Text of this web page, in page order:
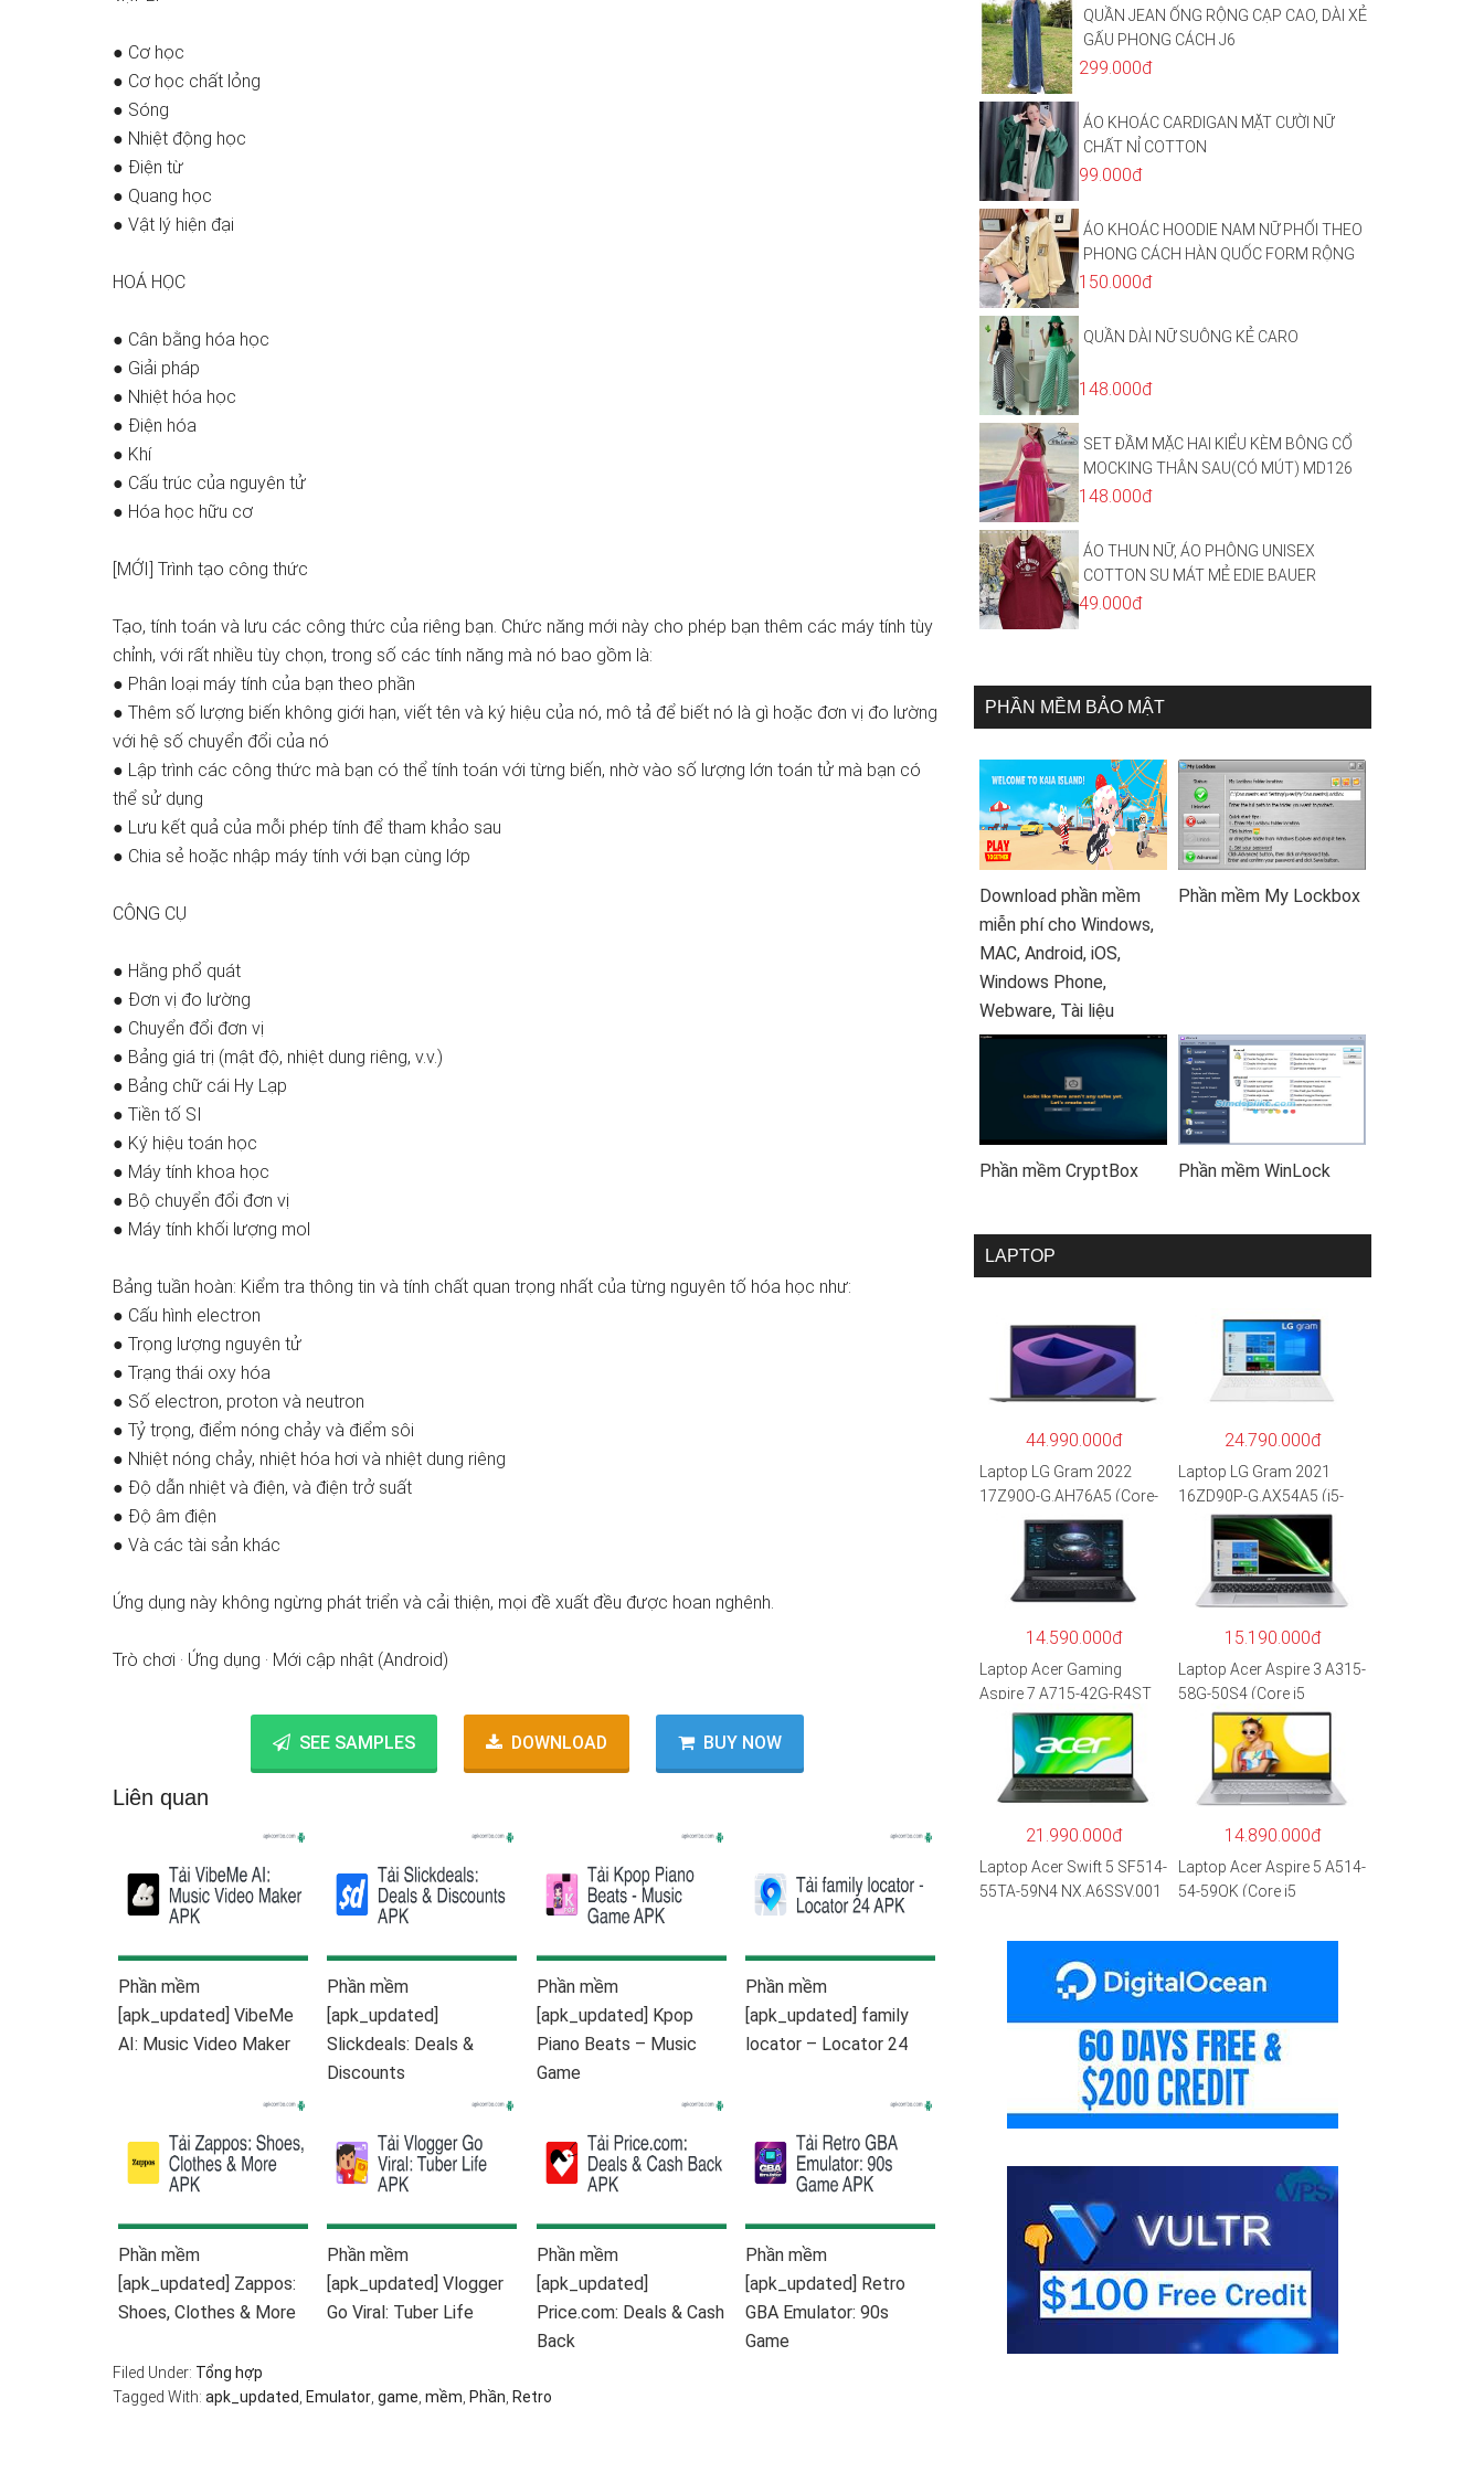
● Cơ học
● Cơ học chất lỏng
● Sóng
● Nhiệt động học
● Điện từ
● Quang học
● Vật lý hiện đại
HOÁ HỌC
● Cân bằng hóa học
● Giải pháp
● Nhiệt hóa học
● Điện hóa
● Khí
● Cấu trúc của nguyên tử
● Hóa học hữu cơ
[MỚI] Trình tạo công thức
Tạo, tính toán và lưu các công thức của riêng bạn. Chức năng mới này cho phép bạn thêm các máy tính tùy
chỉnh, với rất nhiều tùy chọn, trong số các tính năng mà nó bao gồm là:
● Phân loại máy tính của bạn theo phần
● Thêm số lượng biến không giới hạn, viết tên và ký hiệu của nó, mô tả để biết nó là gì hoặc đơn vị đo lường
với hệ số chuyển đổi của nó
● Lập trình các công thức mà bạn có thể tính toán với từng biến, nhờ vào số lượng lớn toán tử mà bạn có
thể sử dụng
● Lưu kết quả của mỗi phép tính để tham khảo sau
● Chia sẻ hoặc nhập máy tính với bạn cùng lớp
CÔNG CỤ
● Hằng phổ quát
● Đơn vị đo lường
● Chuyển đổi đơn vị
● Bảng giá trị (mật độ, nhiệt dung riêng, v.v.)
● Bảng chữ cái Hy Lạp
● Tiền tố SI
● Ký hiệu toán học
● Máy tính khoa học
● Bộ chuyển đổi đơn vị
● Máy tính khối lượng mol
Bảng tuần hoàn: Kiểm tra thông tin và tính chất quan trọng nhất của từng nguyên tố hóa học như:
● Cấu hình electron
● Trọng lượng nguyên tử
● Trạng thái oxy hóa
● Số electron, proton và neutron
● Tỷ trọng, điểm nóng chảy và điểm sôi
● Nhiệt nóng chảy, nhiệt hóa hơi và nhiệt dung riêng
● Độ dẫn nhiệt và điện, và điện trở suất
● Độ âm điện
● Và các tài sản khác
Ứng dụng này không ngừng phát triển và cải thiện, mọi đề xuất đều được hoan nghênh.
Trò chơi · Ứng dụng · Mới cập nhật (Android)
SEE SAMPLES DOWNLOAD BUY NOW
Liên quan
Phần mềm
[apk_updated] VibeMe
AI: Music Video Maker
Phần mềm
[apk_updated]
Slickdeals: Deals &
Discounts
Phần mềm
[apk_updated] Kpop
Piano Beats – Music
Game
Phần mềm
[apk_updated] family
locator – Locator 24
Phần mềm
[apk_updated] Zappos:
Shoes, Clothes & More
Phần mềm
[apk_updated] Vlogger
Go Viral: Tuber Life
Phần mềm
[apk_updated]
Price.com: Deals & Cash
Back
Phần mềm
[apk_updated] Retro
GBA Emulator: 90s
Game
Filed Under: Tổng hợp
Tagged With: apk_updated Emulator game mềm Phần Retro
QUẦN JEAN ỐNG RỘNG CẠP CAO, DÀI XẺ
GẤU PHONG CÁCH J6
299.000đ
ÁO KHOÁC CARDIGAN MẶT CƯỜI NỮ
CHẤT NỈ COTTON
99.000đ
ÁO KHOÁC HOODIE NAM NỮ PHỐI THEO
PHONG CÁCH HÀN QUỐC FORM RỘNG
HÌNH THÊU SIÊU ĐẸP CỰC CHẤT LƯỢNG
150.000đ
QUẦN DÀI NỮ SUÔNG KẺ CARO
148.000đ
SET ĐẦM MẶC HAI KIỂU KÈM BÔNG CỔ
MOCKING THÂN SAU(CÓ MÚT) MD126
148.000đ
ÁO THUN NỮ, ÁO PHÔNG UNISEX
COTTON SU MÁT MẺ EDIE BAUER
49.000đ
PHẦN MỀM BẢO MẬT
Download phần mềm
miễn phí cho Windows,
MAC, Android, iOS,
Windows Phone,
Webware, Tài liệu
Phần mềm My Lockbox
Phần mềm CryptBox Phần mềm WinLock
LAPTOP
44.990.000đ
Laptop LG Gram 2022
17Z90Q-G.AH76A5 (Core-
1260P/16GB/512GB/17″
WQXGA/Win 11/Xám)
24.790.000đ
Laptop LG Gram 2021
16ZD90P-G.AX54A5 (i5-
1135G7/8GB RAM/512GB
SSD/16″WQXGA/Dos/Trắ
14.590.000đ
Laptop Acer Gaming
Aspire 7 A715-42G-R4ST
NH.QAYSV.004 (R5
5500U/8GB RAM/256GB
SSD/15.6″FHD
IPS/GTX1650 4GB/Win10)
15.190.000đ
Laptop Acer Aspire 3 A315-
58G-50S4 (Core i5
1135G7/8GB
RAM/512GB/15.6″FHD/M
X350 2GB/Win 10/Bạc)
21.990.000đ
Laptop Acer Swift 5 SF514-
55TA-59N4 NX.A6SSV.001
RAM/1TB
SSD/14″FHD_Touch/Win1
0/Xanh) – Hàng chính
14.890.000đ
Laptop Acer Aspire 5 A514-
54-59QK (Core i5
RAM/512GB/14″FHD/Win
11/Vàng)